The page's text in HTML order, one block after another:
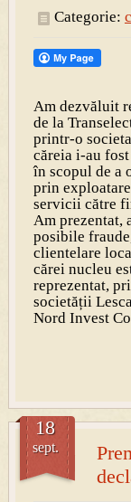
Categorie:
Am dezvăluit
de la
printr-o
căreia i-au
în scopul de a
prin
servicii către
Am prezentat,
posibile
clientelare
cărei nucleu
reprezentat,
societății
Nord Invest
18
sept.